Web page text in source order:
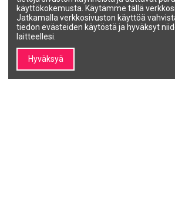
käyttökokemusta. Käytämme tällä
Jatkamalla verkkosivuston käyttöä
tiedon evästeiden käytöstä ja hyväksyt
laitteellesi.
Hyväksyä